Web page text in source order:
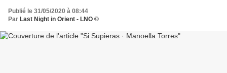
Publié le 31/05/2020 à 08:44
Par Last Night in Orient - LNO ©